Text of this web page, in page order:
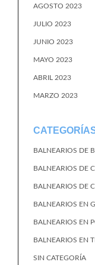
AGOSTO 2023
JULIO 2023
JUNIO 2023
MAYO 2023
ABRIL 2023
MARZO 2023
BALNEARIOS DE
BALNEARIOS DE
BALNEARIOS DE
BALNEARIOS EN
BALNEARIOS EN
BALNEARIOS EN
SIN CATEGORÍA